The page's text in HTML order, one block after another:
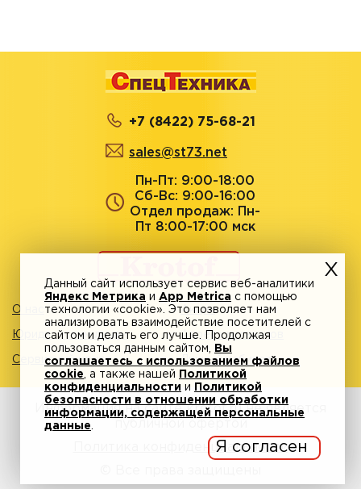
+7 (8422) 75-68-21
sales@st73.net
Пн-Пт: 9:00-18:00
Сб-Вс: 9:00-16:00
Отдел продаж: Пн-
Пт 8:00-17:00 мск
О нас Акции
Юридическим лицам Адреса магазинов
Сервисный центр Личный кабинет
Информация на сайте krotof.ru не является
Политика конфиденциальности
Данный сайт использует сервис веб-аналитики
Яндекс Метрика и App Metrica с помощью
технологии «cookie». Это позволяет нам
анализировать взаимодействие посетителей с
сайтом и делать его лучше. Продолжая
пользоваться данным сайтом,
Вы
соглашаетесь с использованием файлов
cookie , а также нашей
Политикой
конфиденциальности и
Политикой
безопасности в отношении обработки
информации, содержащей персональные
данные
Я согласен